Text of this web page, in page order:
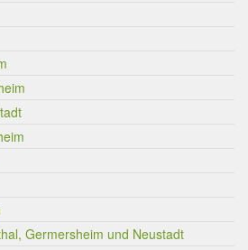
Germersheim und Neustadt